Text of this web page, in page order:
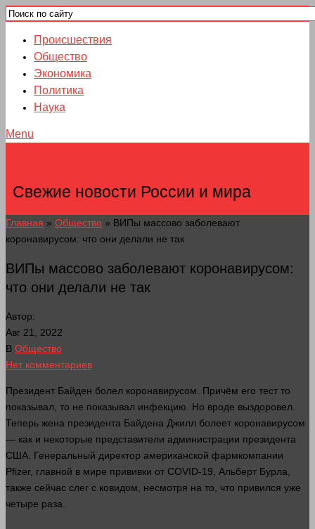
Происшествия
Общество
Экономика
Политика
Наука
Menu
Свежие новости России и мира
Главная » Общество » ВИПы массово заболевают
коронавирусом: что они делали не так
ВИПы массово заболевают коронавирусом:
что они делали не так
Автор:
Авг 21, 2022
В Общество
Нет комментариев
Президент Байден болел коронавирусом. Причём его тест то
показывал, то не показывал инфекцию. Но вроде выздоровел.
Теперь жена президента Байдена Джилл болеет коронавирусом
— как и некоторые представители администрации президента
США. Генеральный директор американской фармкомпании
Pfizer, главной в мире прививки от COVID-19, Альберт Бурла,
также сейчас слег с ковидом, несмотря на то, что привился уже
четыре раза.